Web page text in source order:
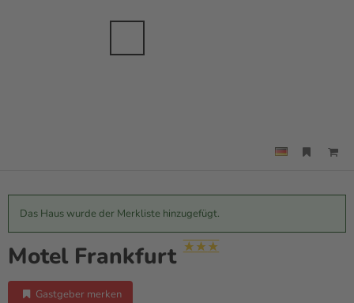
Das Haus wurde der Merkliste hinzugefügt.
Motel Frankfurt
Gastgeber merken